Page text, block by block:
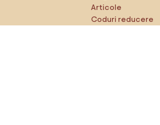
Articole
Coduri reducere